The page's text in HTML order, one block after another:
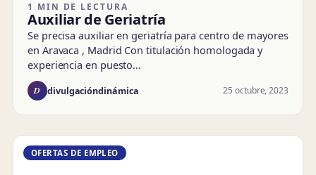
1 MIN DE LECTURA
Auxiliar de Geriatría
Se precisa auxiliar en geriatría para centro de mayores
en Aravaca , Madrid Con titulación homologada y
experiencia en puesto…
D divulgacióndinámica 25 octubre, 2023
OFERTAS DE EMPLEO